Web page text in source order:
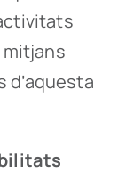
d’aquesta